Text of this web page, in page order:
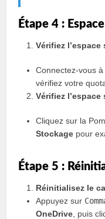
Étape 4 :
Vérifiez l’espace
Connectez-vous
vérifiez votre
Vérifiez
Cliquez sur la
Stockage pour
Étape 5 :
Réinitialisez le
Appuyez sur
OneDrive , puis